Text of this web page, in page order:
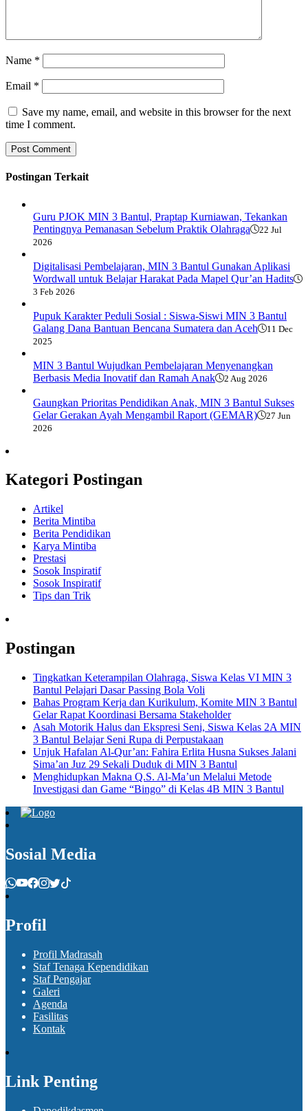
Name *
Email *
Save my name, email, and website in this browser for the next
time I comment.
Postingan Terkait
Guru PJOK MIN 3 Bantul, Praptap Kurniawan, Tekankan
Pentingnya Pemanasan Sebelum Praktik Olahraga
22 Jul
2026
Digitalisasi Pembelajaran, MIN 3 Bantul Gunakan Aplikasi
Wordwall untuk Belajar Harakat Pada Mapel Qur’an Hadits
3 Feb 2026
Pupuk Karakter Peduli Sosial : Siswa-Siswi MIN 3 Bantul
Galang Dana Bantuan Bencana Sumatera dan Aceh
11 Dec
2025
MIN 3 Bantul Wujudkan Pembelajaran Menyenangkan
Berbasis Media Inovatif dan Ramah Anak
2 Aug 2026
Gaungkan Prioritas Pendidikan Anak, MIN 3 Bantul Sukses
Gelar Gerakan Ayah Mengambil Raport (GEMAR)
27 Jun
2026
Kategori Postingan
Artikel
Berita Mintiba
Berita Pendidikan
Karya Mintiba
Prestasi
Sosok Inspiratif
Sosok Inspiratif
Tips dan Trik
Postingan
Tingkatkan Keterampilan Olahraga, Siswa Kelas VI MIN 3
Bantul Pelajari Dasar Passing Bola Voli
Bahas Program Kerja dan Kurikulum, Komite MIN 3 Bantul
Gelar Rapat Koordinasi Bersama Stakeholder
Asah Motorik Halus dan Ekspresi Seni, Siswa Kelas 2A MIN
3 Bantul Belajar Seni Rupa di Perpustakaan
Unjuk Hafalan Al-Qur’an: Fahira Erlita Husna Sukses Jalani
Sima’an Juz 29 Sekali Duduk di MIN 3 Bantul
Menghidupkan Makna Q.S. Al-Ma’un Melalui Metode
Investigasi dan Game “Bingo” di Kelas 4B MIN 3 Bantul
Sosial Media
Profil
Profil Madrasah
Staf Tenaga Kependidikan
Staf Pengajar
Galeri
Agenda
Fasilitas
Kontak
Link Penting